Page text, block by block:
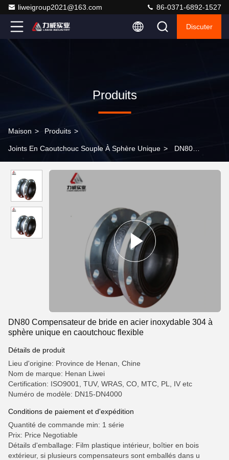
liweigroup2021@163.com 86-0371-6892-1527
Discuter
Produits
Maison > Produits >
Joints En Caoutchouc Souple À Sphère Unique > DN80
en caoutchouc flexible
DN80 Compensateur de bride en acier inoxydable 304 à
sphère unique en caoutchouc flexible
Détails de produit
Lieu d'origine: Province de Henan, Chine
Nom de marque: Henan Liwei
Certification: ISO9001, TUV, WRAS, CO, MTC, PL, IV etc
Numéro de modèle: DN15-DN4000
Conditions de paiement et d'expédition
Quantité de commande min: 1 série
Prix: Price Negotiable
Détails d'emballage: Film plastique intérieur, boîtier en bois
extérieur, si plusieurs compensateurs sont emballés dans u